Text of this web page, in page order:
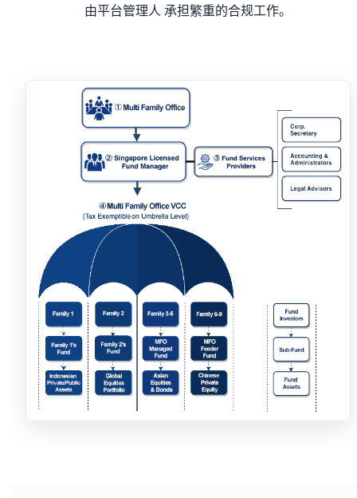
由平台管理人 承担繁重的合规工作。